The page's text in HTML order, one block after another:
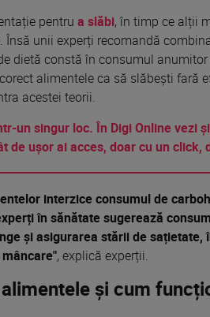
pentru a slăbi, în timp ce alții
Însă unii experți recomandă
dietă constă în consumul anumitor
alimenteleca să slăbești fară
acestei teorii.
un singur loc. În Digi Online vezi
de ușor ai acces, doar cu un click,
interzice consumul de
în sănătate sugerează
și asigurarea stării desațietate,
, explică experții.
și cum